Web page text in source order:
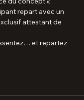
ont façonné sa
vivant, une
par la presse
du concept «
repart avec un
et repartez